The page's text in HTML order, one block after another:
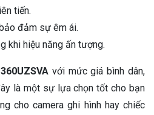
tiến.
đảm sự êm ái.
khi hiệu năng ấn tượng.
với mức giá bình dân,
là một sự lựa chọn tốt cho bạn
cho camera ghi hình hay chiếc